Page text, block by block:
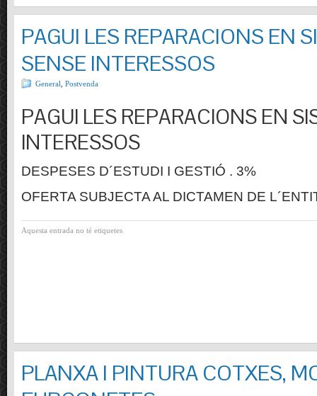
PAGUI LES REPARACIONS EN
SENSE INTERESSOS
General Postvenda
PAGUI LES REPARACIONS EN
INTERESSOS
DESPESES D´ESTUDI I GESTIÓ . 3%
OFERTA SUBJECTA AL DICTAMEN DE
Aquesta entrada no té etiquetes
PLANXA I PINTURA COTXES,